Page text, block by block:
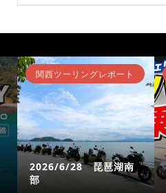
関西ツーリングレポート
2026/6/28 琵琶湖南
部